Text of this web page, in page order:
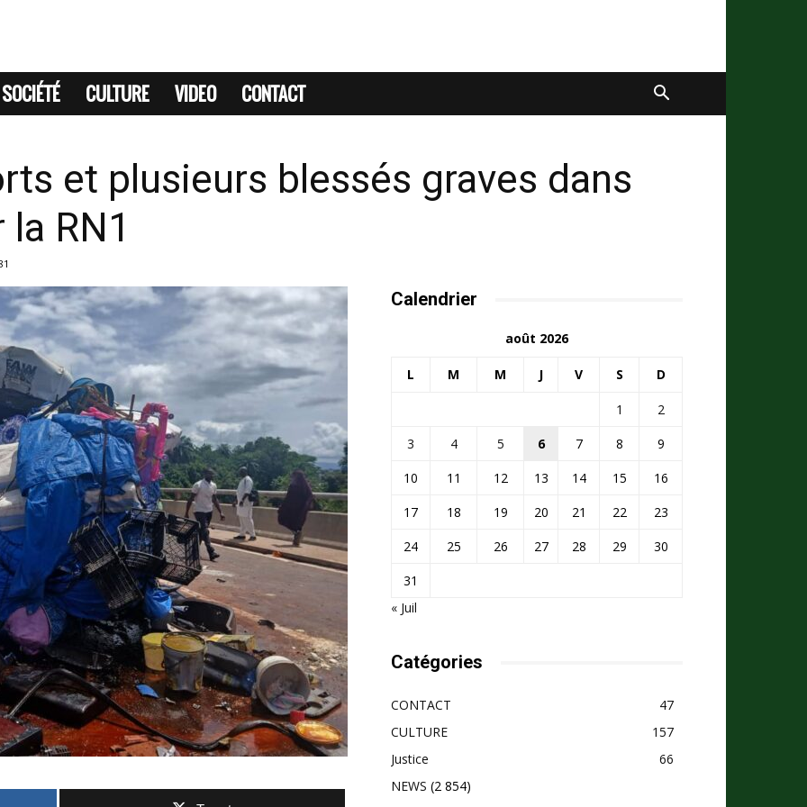
SOCIÉTÉ CULTURE VIDEO CONTACT
et plusieurs blessés graves dans
RN1
Calendrier
août 2026
L M M J V S D
1
2
3
4 5 6 7 8
9
10
11 12 13 14 15
16
17
18 19 20 21 22
23
24
25 26 27 28 29
30
31
« Juil
Catégories
CONTACT
47
CULTURE
157
Justice
66
NEWS (2 854)